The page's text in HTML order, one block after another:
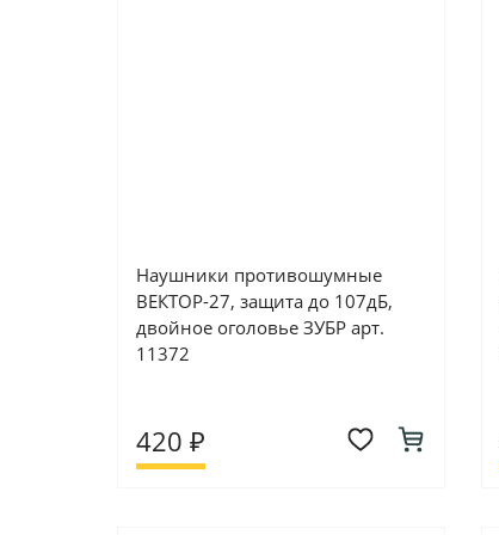
Наушники противошумные
ВЕКТОР-27, защита до 107дБ,
двойное оголовье ЗУБР арт.
11372
420 ₽